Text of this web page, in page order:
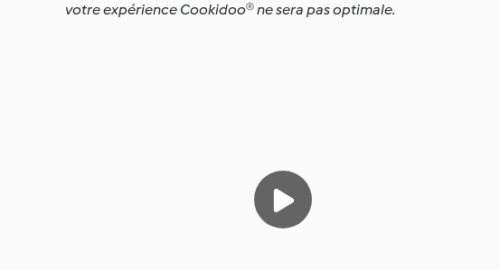
votre expérience Cookidoo® ne sera pas optimale.